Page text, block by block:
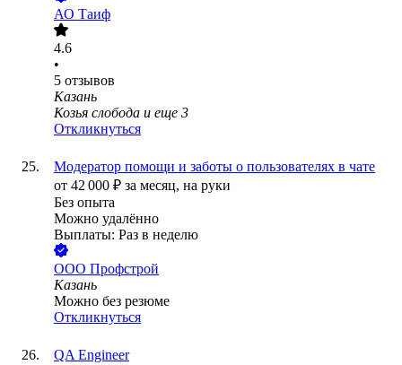
АО Таиф
4.6
•
5 отзывов
Казань
Козья слобода и еще 3
Откликнуться
Модератор помощи и заботы о пользователях в чате
от 42 000 ₽ за месяц, на руки
Без опыта
Можно удалённо
Выплаты: Раз в неделю
ООО Профстрой
Казань
Можно без резюме
Откликнуться
QA Engineer